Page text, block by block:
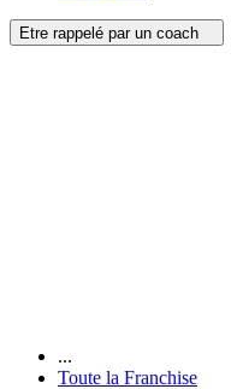
Etre rappelé par un coach
...
Toute la Franchise